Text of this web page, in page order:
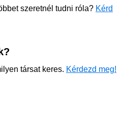
szeretnél tudni róla? Kérd
társat keres. Kérdezd meg!